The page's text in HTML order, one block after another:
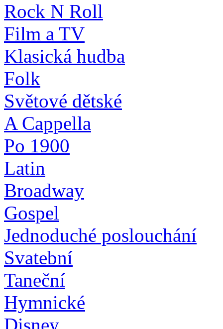
Rock N Roll
Film a TV
Klasická hudba
Folk
Světové dětské
A Cappella
Po 1900
Latin
Broadway
Gospel
Jednoduché poslouchání
Svatební
Taneční
Hymnické